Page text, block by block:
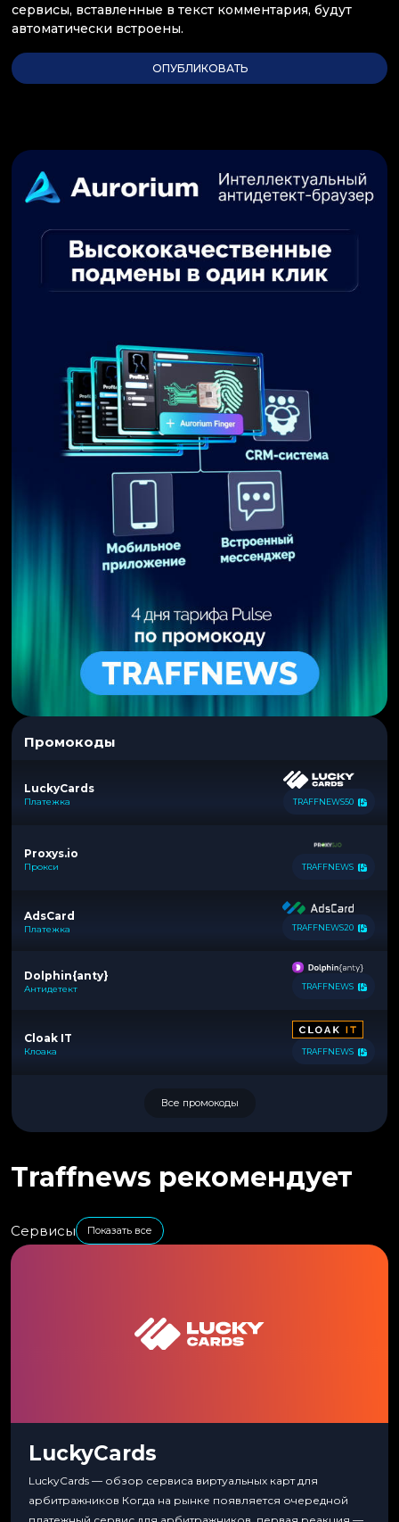
сервисы, вставленные в текст комментария, будут
автоматически встроены.
Промокоды
LuckyCards
Платежка TRAFFNEWS50
Proxys.io
Прокси TRAFFNEWS
AdsCard
Платежка TRAFFNEWS20
Dolphin{anty}
Антидетект TRAFFNEWS
Cloak IT
Клоака TRAFFNEWS
Все промокоды
Traffnews рекомендует
Сервисы Показать все
LuckyCards
LuckyCards — обзор сервиса виртуальных карт для
арбитражников Когда на рынке появляется очередной